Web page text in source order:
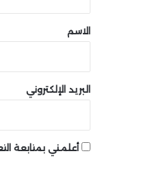
*الاسم
البريد الإلكتروني
أعلمني بمتابعة